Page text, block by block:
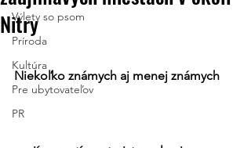
Výlety so psom
Príroda
Kultúra
Pre ubytovateľov
PR
Nitry
Niekoľko známych aj menej známych